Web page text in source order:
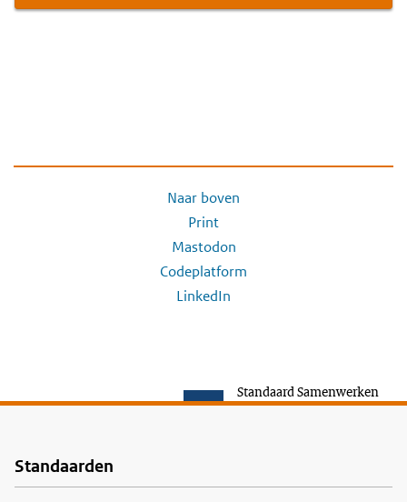
Naar boven
Print
Mastodon
Codeplatform
LinkedIn
Standaard Samenwerken
Voet
Standaarden